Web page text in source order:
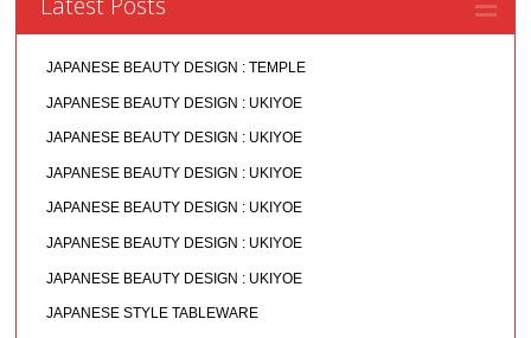
JAPANESE BEAUTY DESIGN : TEMPLE
JAPANESE BEAUTY DESIGN : UKIYOE
JAPANESE BEAUTY DESIGN : UKIYOE
JAPANESE BEAUTY DESIGN : UKIYOE
JAPANESE BEAUTY DESIGN : UKIYOE
JAPANESE BEAUTY DESIGN : UKIYOE
JAPANESE BEAUTY DESIGN : UKIYOE
JAPANESE STYLE TABLEWARE